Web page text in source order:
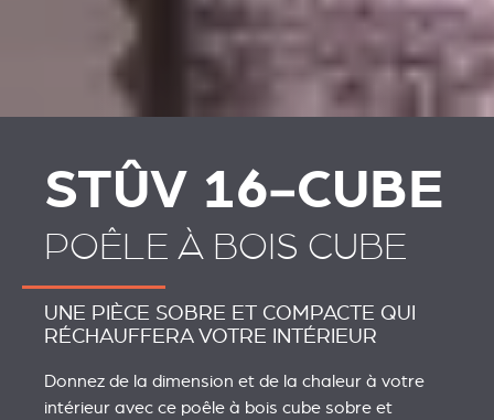
STÛV 16‑CUBE
POÊLE À BOIS CUBE
UNE PIÈCE SOBRE ET COMPACTE QUI
RÉCHAUFFERA VOTRE INTÉRIEUR
Donnez de la dimension et de la chaleur à votre
intérieur avec ce poêle à bois cube sobre et